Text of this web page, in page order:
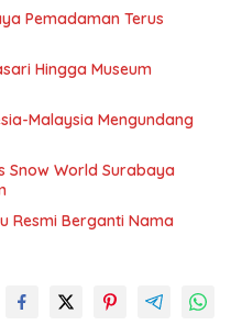
Pemadaman Terus
Hingga Museum
Malaysia Mengundang
Snow World Surabaya
Resmi Berganti Nama